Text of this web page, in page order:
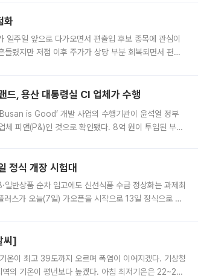
화
주일 앞으로 다가오면서 편출입 후보 종목에 관심이
렸지만 저점 이후 주가가 상당 부분 회복되면서 편입
, 용산 대통령실 CI 업체가 수행
is Good’ 개발 사업의 수행기관이 윤석열 정부
체 피앤(P&)인 것으로 확인됐다. 8억 원이 투입된 부산
정식 개장 시험대
반상품 순차 입고에도 신선식품 수급 정상화는 과제최
스가 오늘(7일) 가오픈을 시작으로 13일 정식으로 재
씨]
온이 최고 39도까지 오르며 폭염이 이어지겠다. 기상청
의 기온이 평년보다 높겠다. 아침 최저기온은 22~27